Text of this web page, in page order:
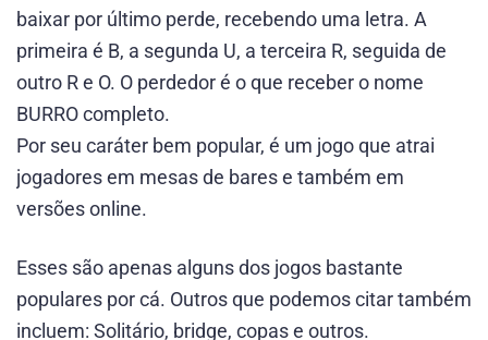
baixar por último perde, recebendo uma letra. A
primeira é B, a segunda U, a terceira R, seguida de
outro R e O. O perdedor é o que receber o nome
BURRO completo.
Por seu caráter bem popular, é um jogo que atrai
jogadores em mesas de bares e também em
versões online.
Esses são apenas alguns dos jogos bastante
populares por cá. Outros que podemos citar também
incluem: Solitário, bridge, copas e outros.